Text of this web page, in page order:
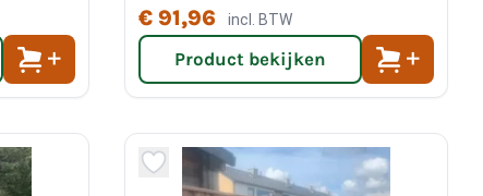
€ 91,96 incl. BTW
Product bekijken